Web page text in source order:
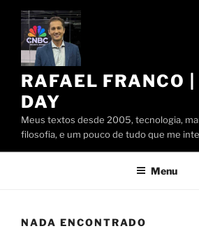
Pular
conteúdo
RAFAEL FRANCO |
DAY
Meus textos desde 2005, tecnologia,
filosofia, e um pouco de tudo que me
Menu
NADA ENCONTRADO